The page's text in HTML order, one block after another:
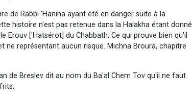
de Rabbi 'Hanina ayant été en danger suite à la
histoire n'est pas retenue dans la Halakha étant donné
Erouv ['Hatsérot] du Chabbath. Ce qui prouve bien qu'il
représentant aucun risque. Michna Broura, chapitre
de Breslev dit au nom du Ba'al Chem Tov qu'il ne faut